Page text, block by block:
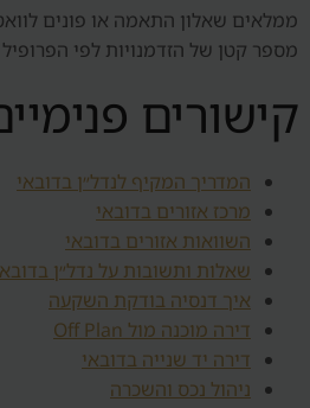
ממלאים שאלון התאמה או פונים
מספר קטן של הזדמנויות לפי
קישורים
המדריך המקיף לנדל״ן בדובאי
מרכז אזורים בדובאי
השוואות אזורים בדובאי
שאלות ותשובות על נדל״ן
איך דנסיה בודקת השקעה
דירה מוכנה מול Off Plan
דירה יד שנייה בדובאי
ניהול נכס והשכרה